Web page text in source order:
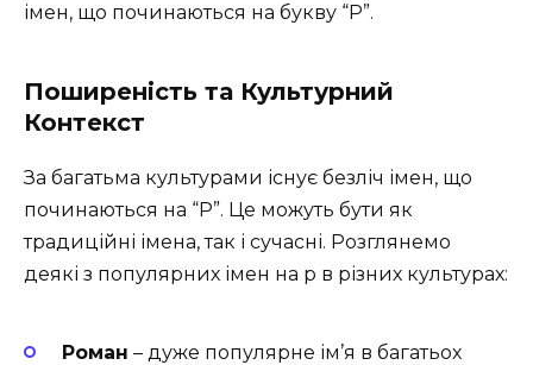
імен, що починаються на букву “Р”.
Поширеність та Культурний
Контекст
За багатьма культурами існує безліч імен, що
починаються на “Р”. Це можуть бути як
традиційні імена, так і сучасні. Розглянемо
деякі з популярних імен на р в різних культурах:
Роман – дуже популярне ім’я в багатьох